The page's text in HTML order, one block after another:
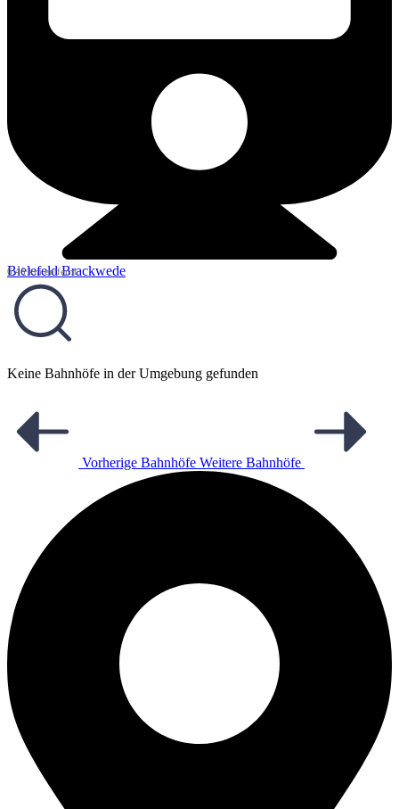
Bielefeld Brackwede
6,46 km entfernt
Keine Bahnhöfe in der Umgebung gefunden
Vorherige Bahnhöfe Weitere Bahnhöfe